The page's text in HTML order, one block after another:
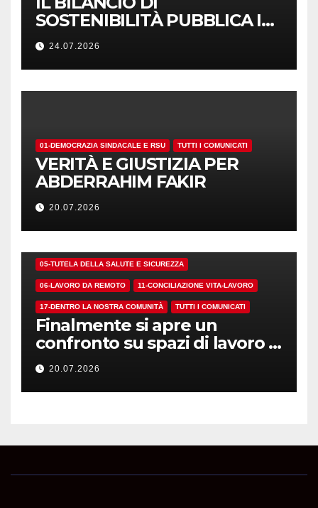
SOSTENIBILITÀ PUBBLICA I
NUMERI. MA I CRITERI?
24.07.2026
01-DEMOCRAZIA SINDACALE E RSU TUTTI I COMUNICATI
VERITÀ E GIUSTIZIA PER
ABDERRAHIM FAKIR
20.07.2026
05-TUTELA DELLA SALUTE E SICUREZZA
06-LAVORO DA REMOTO 11-CONCILIAZIONE VITA-LAVORO
17-DENTRO LA NOSTRA COMUNITÀ TUTTI I COMUNICATI
Finalmente si apre un
confronto su spazi di lavoro e
dotazioni
20.07.2026